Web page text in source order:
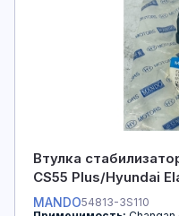
Втулка
CS55 Plus/Hyundai
MANDO54813-3S110